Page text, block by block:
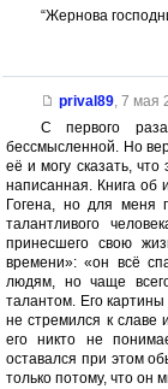
“Жернова
prival89, 7 мая
С первого
бессмысленной. Но
её и могу сказать,
написанная. Книга об
Гогена, но для меня
талантливого
принесшего свою
времени»: «он всё
людям, но чаще
талантом. Его
не стремился к славе
его никто не
оставался при этом
только потому, что он